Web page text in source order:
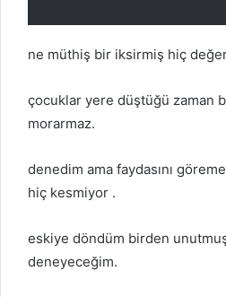
ne müthiş bir iksirmiş hiç
çocuklar yere düştüğü zaman
morarmaz.
denedim ama faydasını
hiç kesmiyor .
eskiye döndüm birden
deneyeceğim.